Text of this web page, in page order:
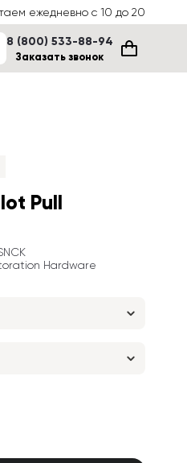
ежедневно с 10 до 20
8 (800) 533-88-94
Заказать звонок
Pull
Hardware